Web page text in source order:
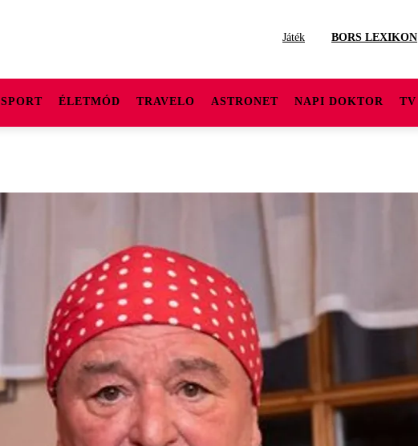
Játék BORS LEXIKON
SPORT ÉLETMÓD TRAVELO ASTRONET NAPI DOKTOR TV